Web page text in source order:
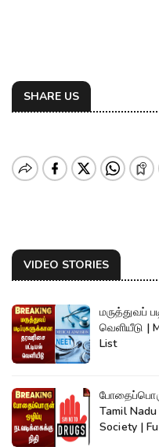
SHARE US
VIDEO STORIES
மருத்துவப்
வெளியீடு |
List
Tamil
Society |